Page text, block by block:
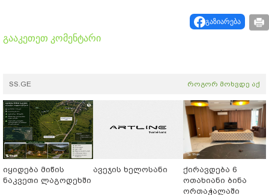
გაზიარება
გააკეთეთ კომენტარი
SS.GE როგორ მოხვდე აქ
იყიდება მიწის
ნაკვეთი ლაგოდეხში
ავეჯის ხელოსანი
ქირავდება 6
ოთახიანი ბინა
ორთაჭალაში